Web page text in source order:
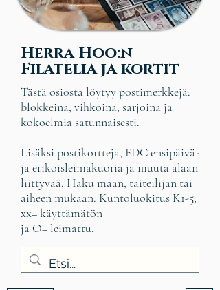
Herra Hoo:n
Filatelia ja kortit
Tästä osiosta löytyy postimerkkejä:
blokkeina, vihkoina, sarjoina ja
kokoelmia satunnaisesti.
Lisäksi postikortteja, FDC ensipäivä-
ja erikoisleimakuoria ja muuta alaan
liittyvää. Haku maan, taiteilijan tai
aiheen mukaan. Kuntoluokitus K1-5,
xx= käyttämätön
ja O= leimattu.